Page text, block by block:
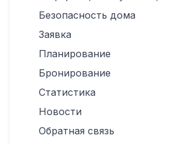
Безопасность дома
Заявка
Планирование
Бронирование
Статистика
Новости
Обратная связь